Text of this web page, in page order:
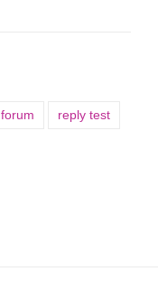
forum reply test